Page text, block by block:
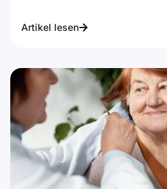
Artikel lesen